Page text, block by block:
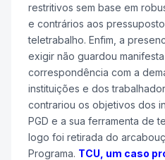
restritivos sem base em
e contrários aos
teletrabalho. Enfim, a
exigir não guardou
correspondência com a
instituições e dos
contrariou os objetivos dos
PGD e a sua ferramenta de
logo foi retirada do
Programa. TCU, um caso